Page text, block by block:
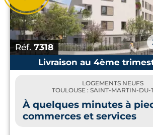
Réf. 7318
Livraison au 4ème
LOGEMENTS NEUFS
TOULOUSE : SAINT-MARTIN-DU-
À quelques minutes à
commerces et services